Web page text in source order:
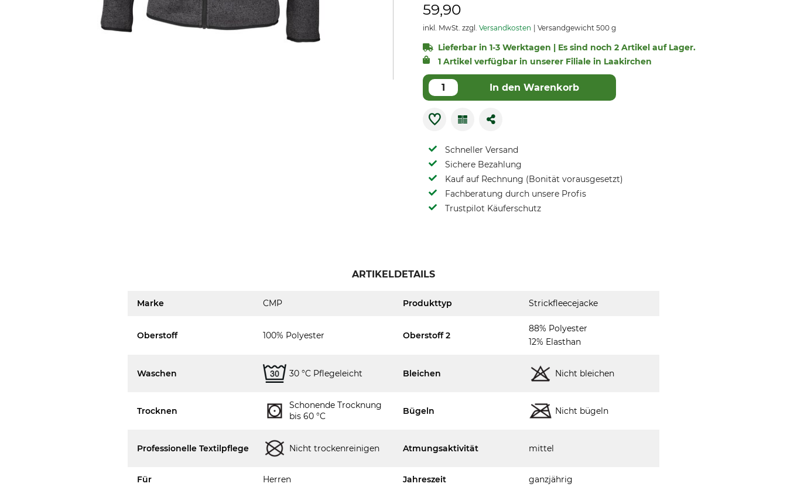
59,90
inkl. MwSt. zzgl. Versandkosten Versandgewicht 500 g
Lieferbar in 1-3 Werktagen | Es sind noch 2 Artikel auf Lager.
1 Artikel verfügbar in unserer Filiale in Laakirchen
In den Warenkorb
Schneller Versand
Sichere Bezahlung
Kauf auf Rechnung (Bonität vorausgesetzt)
Fachberatung durch unsere Profis
Trustpilot Käuferschutz
ARTIKELDETAILS
Marke CMP Produkttyp Strickfleecejacke
Oberstoff 100% Polyester Oberstoff 2
88% Polyester
12% Elasthan
Waschen 30 °C Pflegeleicht Bleichen Nicht bleichen
Trocknen
Schonende Trocknung
bis 60 °C
Bügeln Nicht bügeln
Professionelle Textilpflege Nicht trockenreinigen Atmungsaktivität mittel
Für Herren Jahreszeit ganzjährig